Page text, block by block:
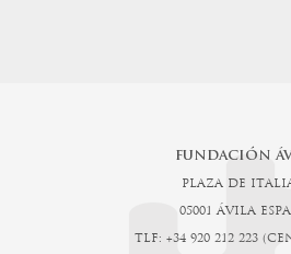
FUNDACIÓN
PLAZA DE
05001 ÁVILA
TLF: +34 920 212 223